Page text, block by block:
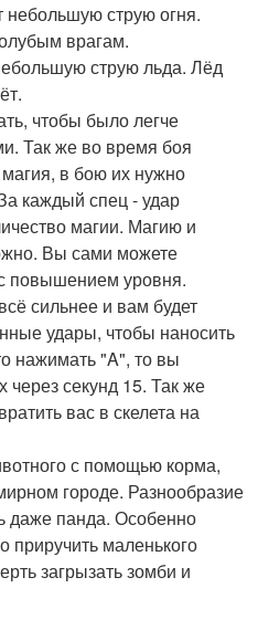
небольшую струю огня.
врагам.
струю льда. Лёд
чтобы было легче
Так же во время боя
в бою их нужно
каждый спец - удар
магии. Магию и
Вы сами можете
повышением уровня.
сильнее и вам будет
удары, чтобы наносить
нажимать "A", то вы
через секунд 15. Так же
вас в скелета на
с помощью корма,
городе. Разнообразие
даже панда. Особенно
приручить маленького
загрызать зомби и